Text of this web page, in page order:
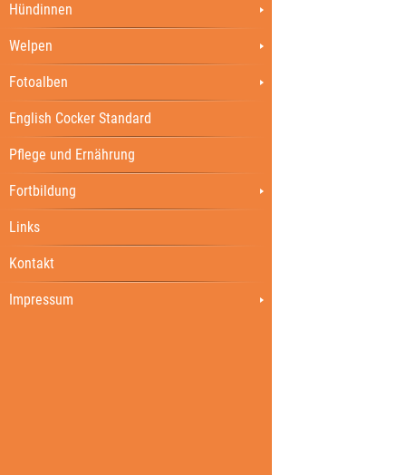
Hündinnen
Welpen
Fotoalben
English Cocker Standard
Pflege und Ernährung
Fortbildung
Links
Kontakt
Impressum